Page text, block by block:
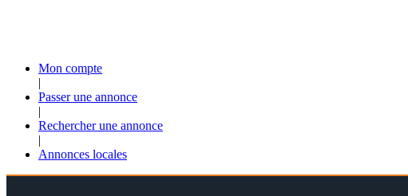
Mon compte
|
Passer une annonce
|
Rechercher une annonce
|
Annonces locales